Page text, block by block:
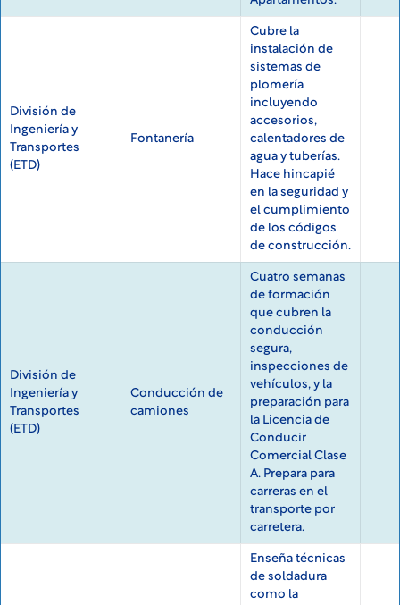
División de
Ingeniería y
Transportes
(ETD)
Fontanería
Cubre la
instalación de
sistemas de
plomería
incluyendo
accesorios,
calentadores de
agua y tuberías.
Hace hincapié
en la seguridad y
el cumplimiento
de los códigos
de construcción.
División de
Ingeniería y
Transportes
(ETD)
Conducción de
camiones
Cuatro semanas
de formación
que cubren la
conducción
segura,
inspecciones de
vehículos, y la
preparación para
la Licencia de
Conducir
Comercial Clase
A. Prepara para
carreras en el
transporte por
carretera.
Enseña técnicas
de soldadura
como la